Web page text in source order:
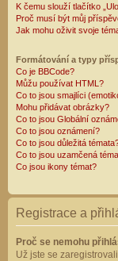
K čemu slouží tlačítko
Proč musí být můj
Jak mohu oživit svoje
Formátování a typy
Co je BBCode?
Můžu používat HTML?
Co to jsou smajlíci
Mohu přidávat obrázky?
Co to jsou Globální
Co to jsou oznámení?
Co to jsou důležitá
Co to jsou uzamčená
Co jsou ikony témat?
Registrace a
Proč se nemohu
Už jste se